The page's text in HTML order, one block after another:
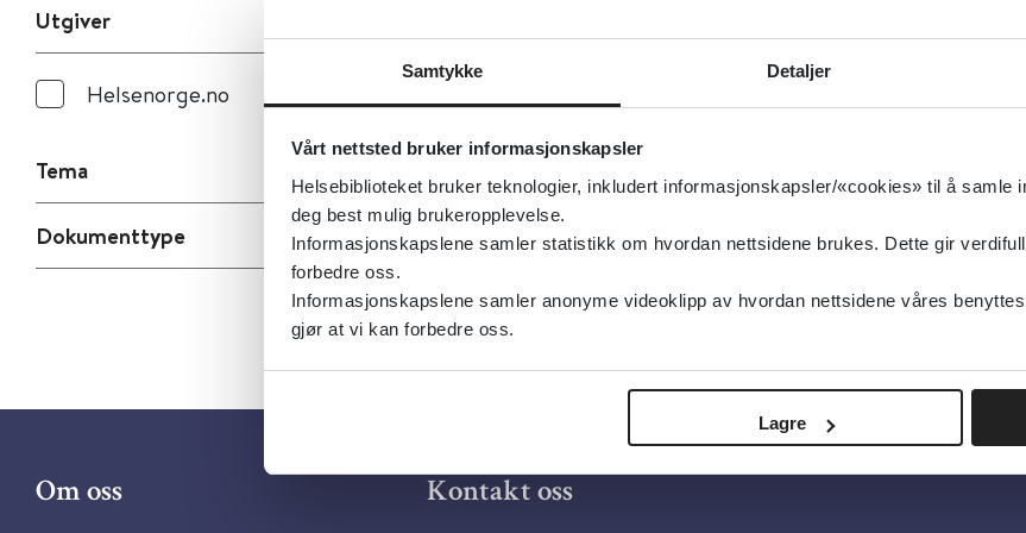
Samtykke Detaljer
Vårt nettsted bruker informasjonskapsler
Helsebiblioteket bruker teknologier, inkludert informasjonskapsler/«cookies» til å samle
deg best mulig brukeropplevelse.
Informasjonskapslene samler statistikk om hvordan nettsidene brukes. Dette gir
forbedre oss.
Informasjonskapslene samler anonyme videoklipp av hvordan nettsidene våres
gjør at vi kan forbedre oss.
Lagre
Utgiver
Helsenorge.no
Tema
Dokumenttype
Om oss Kontakt oss